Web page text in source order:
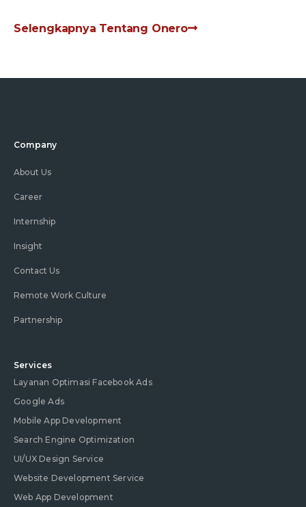
Selengkapnya Tentang Onero
Company
About Us
Career
Internship
Insight
Contact Us
Remote Work Culture
Partnership
Services
Layanan Optimasi Facebook Ads
Google Ads
Mobile App Development
Search Engine Optimization
UI/UX Design Service
Website Development Service
Web App Development